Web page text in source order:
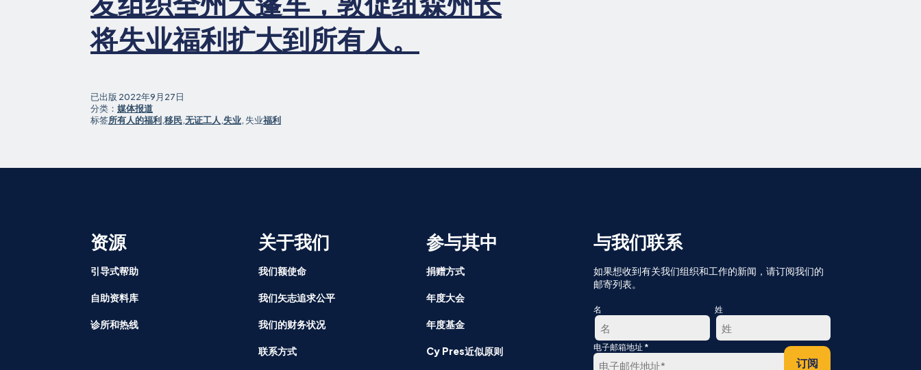
将失业福利扩大到所有人。
已出版 2022年9月27日
分类： 媒体报道
标签所有人的福利 ,移民,无证工人,失业, 失业福利
资源
引导式帮助
自助资料库
诊所和热线
关于我们
我们额使命
我们矢志追求公平
我们的财务状况
联系方式
参与其中
捐赠方式
年度大会
年度基金
Cy Pres近似原则
与我们联系
如果想收到有关我们组织和工作的新闻，请订阅我们的
邮寄列表。
名
第
一
姓
最
电子邮箱地址 *
订阅